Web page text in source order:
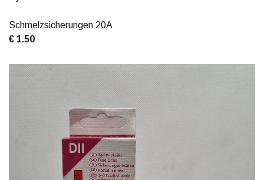
Schmelzsicherungen 20A
€ 1.50